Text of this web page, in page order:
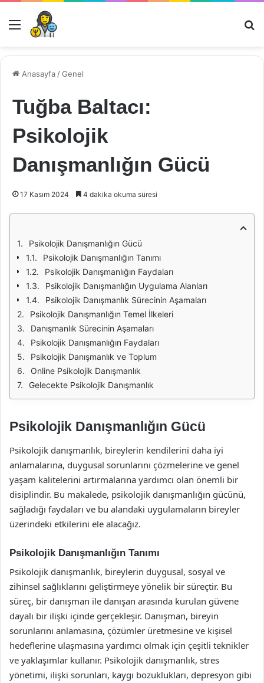
Menü
Anasayfa /Genel
Tuğba Baltacı:
Psikolojik
Danışmanlığın Gücü
17 Kasım 2024 4 dakika okuma süresi
Psikolojik Danışmanlığın Gücü
Psikolojik Danışmanlığın Tanımı
Psikolojik Danışmanlığın Faydaları
Psikolojik Danışmanlığın Uygulama Alanları
Psikolojik Danışmanlık Sürecinin Aşamaları
Psikolojik Danışmanlığın Temel İlkeleri
Danışmanlık Sürecinin Aşamaları
Psikolojik Danışmanlığın Faydaları
Psikolojik Danışmanlık ve Toplum
Online Psikolojik Danışmanlık
Gelecekte Psikolojik Danışmanlık
Psikolojik Danışmanlığın Gücü
Psikolojik danışmanlık, bireylerin kendilerini daha iyi
anlamalarına, duygusal sorunlarını çözmelerine ve genel
yaşam kalitelerini artırmalarına yardımcı olan önemli bir
disiplindir. Bu makalede, psikolojik danışmanlığın gücünü,
sağladığı faydaları ve bu alandaki uygulamaların bireyler
üzerindeki etkilerini ele alacağız.
Psikolojik Danışmanlığın Tanımı
Psikolojik danışmanlık, bireylerin duygusal, sosyal ve
zihinsel sağlıklarını geliştirmeye yönelik bir süreçtir. Bu
süreç, bir danışman ile danışan arasında kurulan güvene
dayalı bir ilişki içinde gerçekleşir. Danışman, bireyin
sorunlarını anlamasına, çözümler üretmesine ve kişisel
hedeflerine ulaşmasına yardımcı olmak için çeşitli teknikler
ve yaklaşımlar kullanır. Psikolojik danışmanlık, stres
yönetimi, ilişki sorunları, kaygı bozuklukları, depresyon gibi